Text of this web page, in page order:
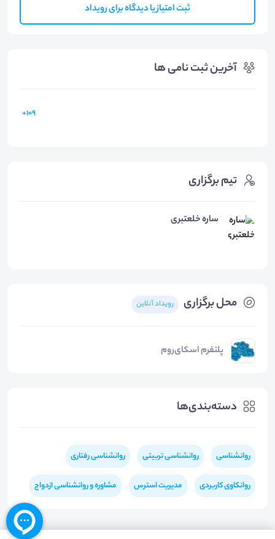
ثبت امتیاز یا دیدگاه برای رویداد
آخرین ثبت نامی ها
109+
محل برگزاری رویداد آنلاین
پلتفرم اسکای‌روم
دسته‌بندی‌ها
روانشناسی روانشناسی تربیتی روانشناسی رفتاری
روانکاوی کاربردی مدیریت استرس مشاوره و روانشناسی ازدواج
تیم برگزاری
ساره خلعتبری